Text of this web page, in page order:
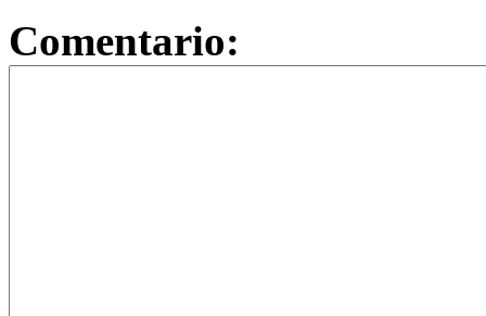
Comentario: